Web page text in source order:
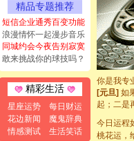
精品专题推荐
短信企业通秀百变功能
浪漫情怀一起漫步音乐
同城约会今夜告别寂寞
敢来挑战你的球技吗？
精彩生活
星座运势
每日财运
花边新闻
魔鬼辞典
情感测试
生活笑话
能正大光
都要快乐
[圣诞节]
如意,快
[元旦]看
断电。爱
你是我专
[元旦]如
起；二是
离。水晶
[元旦]当
泣，这痛
今日运程
桃花运，